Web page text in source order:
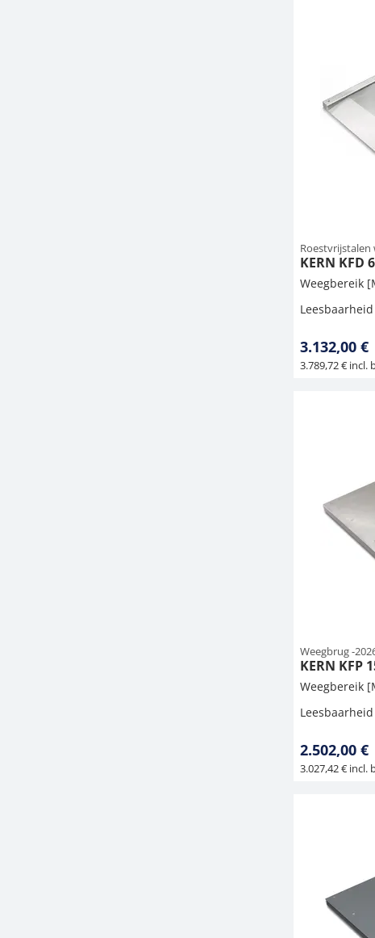
Roestvrijstalen
KERN KFD
Weegbereik
3.132,00 €
3.789,72 € incl.
Weegbrug -
KERN KFP
Weegbereik
2.502,00 €
3.027,42 € incl.